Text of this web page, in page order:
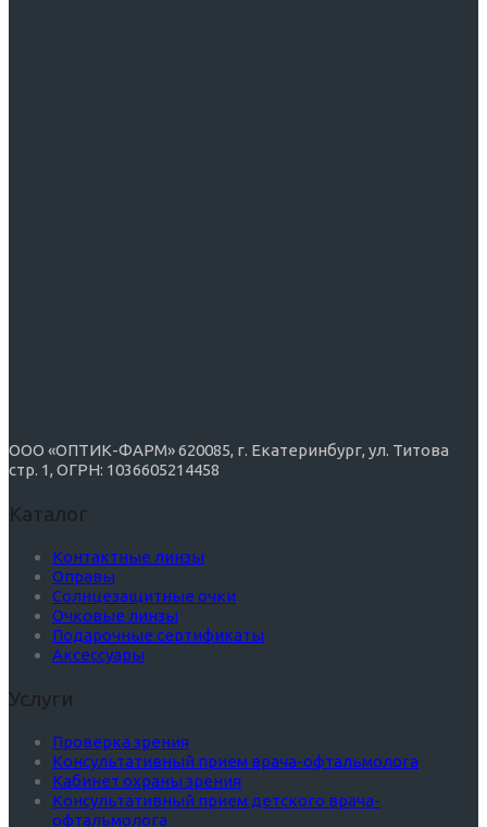
ООО «ОПТИК-ФАРМ» 620085, г. Екатеринбург, ул. Титова
стр. 1, ОГРН: 1036605214458
Каталог
Контактные линзы
Оправы
Солнцезащитные очки
Очковые линзы
Подарочные сертификаты
Аксессуары
Услуги
Проверка зрения
Консультативный прием врача-офтальмолога
Кабинет охраны зрения
Консультативный прием детского врача-
офтальмолога